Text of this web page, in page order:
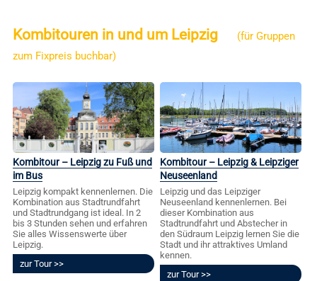
Kombitouren in und um Leipzig
(für Gruppen
zum Fixpreis buchbar)
Kombitour – Leipzig zu Fuß und
im Bus
Leipzig kompakt kennenlernen. Die
Kombination aus Stadtrundfahrt
und Stadtrundgang ist ideal. In 2
bis 3 Stunden sehen und erfahren
Sie alles Wissenswerte über
Leipzig.
zur Tour
Kombitour – Leipzig & Leipziger
Neuseenland
Leipzig und das Leipziger
Neuseenland kennenlernen. Bei
dieser Kombination aus
Stadtrundfahrt und Abstecher in
den Südraum Leipzig lernen Sie die
Stadt und ihr attraktives Umland
kennen.
zur Tour